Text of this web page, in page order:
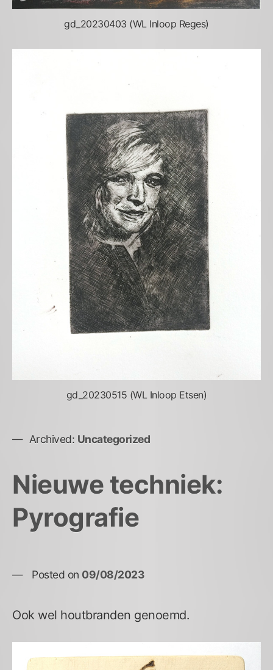
gd_20230403 (WL Inloop Reges)
gd_20230515 (WL Inloop Etsen)
Archived: Uncategorized
Nieuwe techniek:
Pyrografie
Posted on 09/08/2023
Ook wel houtbranden genoemd.